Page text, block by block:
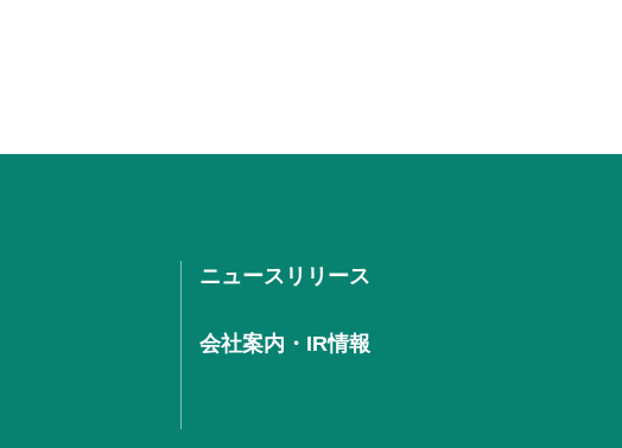
ニュースリリース
会社案内・IR情報